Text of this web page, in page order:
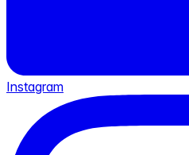
Instagram